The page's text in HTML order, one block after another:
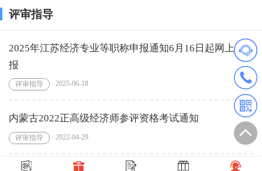
评审指导
2025年江苏经济专业等职称申报通知6月16日起网上申
报
评审指导 2025-06-18
内蒙古2022正高级经济师参评资格考试通知
评审指导 2022-04-29